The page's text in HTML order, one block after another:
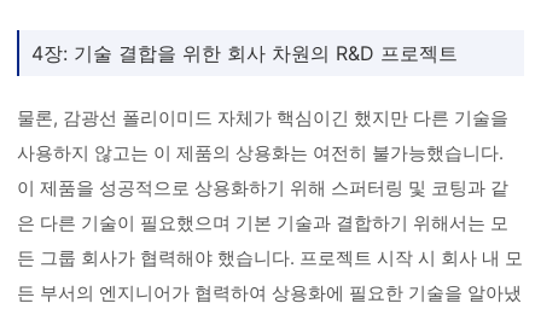
4장: 기술 결합을 위한 회사 차원의 R&D 프로젝트
물론, 감광선 폴리이미드 자체가 핵심이긴 했지만 다른 기술을
사용하지 않고는 이 제품의 상용화는 여전히 불가능했습니다.
이 제품을 성공적으로 상용화하기 위해 스퍼터링 및 코팅과 같
은 다른 기술이 필요했으며 기본 기술과 결합하기 위해서는 모
든 그룹 회사가 협력해야 했습니다. 프로젝트 시작 시 회사 내 모
든 부서의 엔지니어가 협력하여 상용화에 필요한 기술을 알아냈